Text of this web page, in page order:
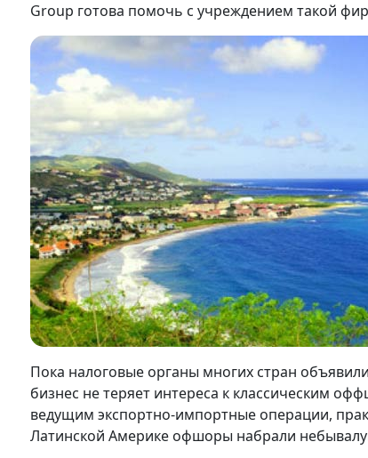
Group готова помочь с учреждением такой
Пока налоговые органы многих стран
бизнес не теряет интереса к классическим
ведущим экспортно-импортные операции,
Латинской Америке офшоры набрали